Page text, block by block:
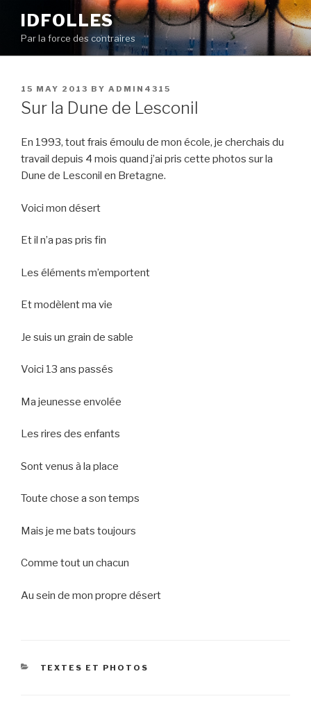
content
IDFOLLES
Par la force des contraires
POSTED
ON
15 MAY 2013 BY ADMIN4315
Sur la Dune de Lesconil
En 1993, tout frais émoulu de mon école, je cherchais du
travail depuis 4 mois quand j’ai pris cette photos sur la
Dune de Lesconil en Bretagne.
Voici mon désert
Et il n’a pas pris fin
Les éléments m’emportent
Et modèlent ma vie
Je suis un grain de sable
Voici 13 ans passés
Ma jeunesse envolée
Les rires des enfants
Sont venus à la place
Toute chose a son temps
Mais je me bats toujours
Comme tout un chacun
Au sein de mon propre désert
CATEGORIES
TEXTES ET PHOTOS